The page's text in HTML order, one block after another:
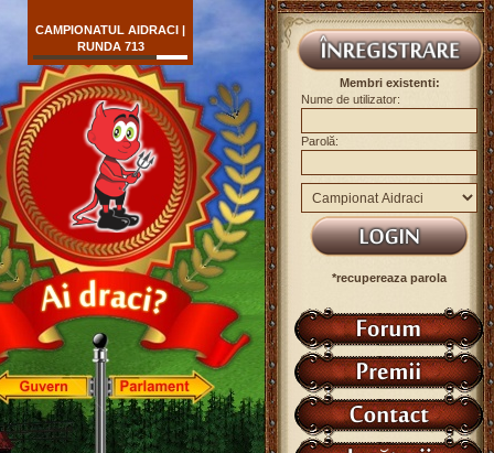
CAMPIONATUL AIDRACI |
RUNDA 713
Membri existenti:
Nume de utilizator:
Parolă:
*recupereaza parola